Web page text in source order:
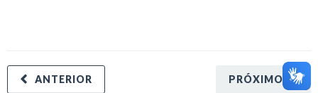
PRÓXIMO
ANTERIOR